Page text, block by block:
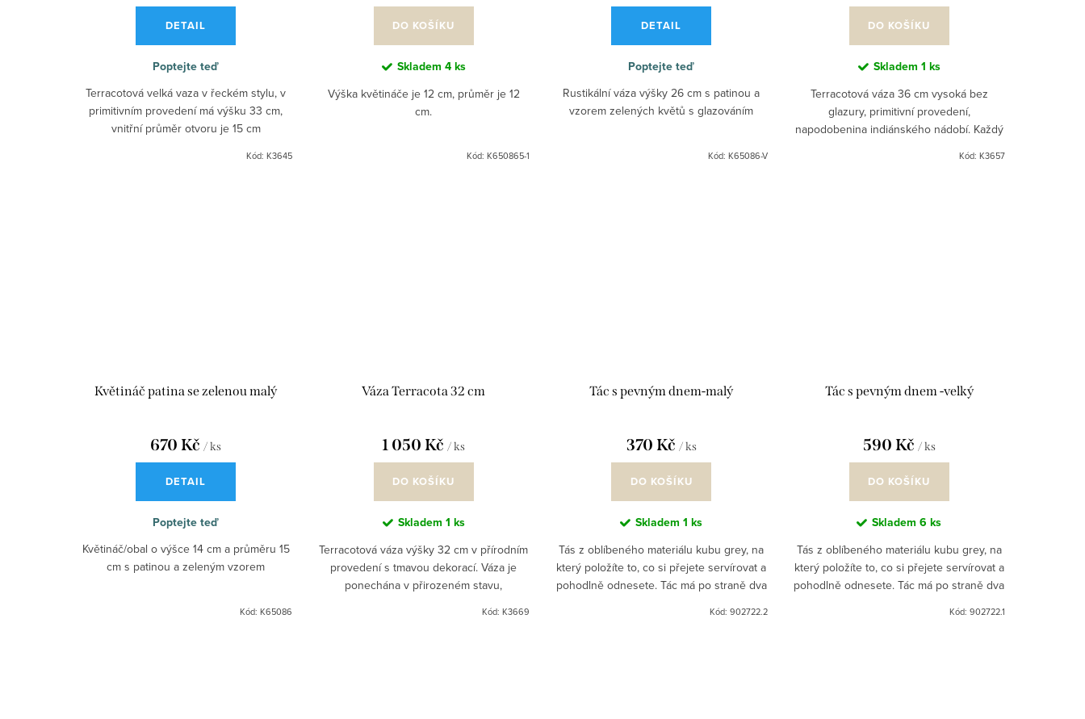
DETAIL
Poptejte teď
Terracotová velká vaza v řeckém stylu, v
primitivním provedení má výšku 33 cm,
vnitřní průměr otvoru je 15 cm
Kód: K3645
DO KOŠÍKU
Skladem 4 ks
Výška květináče je 12 cm, průměr je 12
cm.
Kód: K650865-1
DETAIL
Poptejte teď
Rustikální váza výšky 26 cm s patinou a
vzorem zelených květů s glazováním
Kód: K65086-V
DO KOŠÍKU
Skladem 1 ks
Terracotová váza 36 cm vysoká bez
glazury, primitivní provedení,
napodobenina indiánského nádobí. Každý
Kód: K3657
Květináč patina se zelenou malý
670 Kč / ks
DETAIL
Poptejte teď
Květináč/obal o výšce 14 cm a průměru 15
cm s patinou a zeleným vzorem
Kód: K65086
Váza Terracota 32 cm
1 050 Kč / ks
DO KOŠÍKU
Skladem 1 ks
Terracotová váza výšky 32 cm v přírodním
provedení s tmavou dekorací. Váza je
ponechána v přirozeném stavu,
Kód: K3669
Tác s pevným dnem-malý
370 Kč / ks
DO KOŠÍKU
Skladem1 ks
Tás z oblíbeného materiálu kubu grey, na
který položíte to, co si přejete servírovat a
pohodlně odnesete. Tác má po straně dva
Kód: 902722.2
Tác s pevným dnem -velký
590 Kč / ks
DO KOŠÍKU
Skladem6 ks
Tás z oblíbeného materiálu kubu grey, na
který položíte to, co si přejete servírovat a
pohodlně odnesete. Tác má po straně dva
Kód: 902722.1